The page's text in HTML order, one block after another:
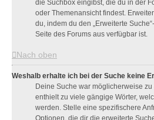
die Suchbox eingibst, die du in der
oder Themenansicht findest.
du, indem du den „Erweiterte
Seite des Forums aus verfügbar ist.
Nach oben
Weshalb erhalte ich bei der Suche keine
Deine Suche war möglicherweise
enthielt zu viele gängige Wörter,
werden. Stelle eine spezifischere
Optionen, die dir die erweiterte